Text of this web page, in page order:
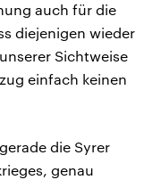
auch für die
diejenigen wieder
Sichtweise
einfach keinen
die Syrer
genau